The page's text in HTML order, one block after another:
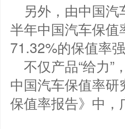
另外，由中国
半年中国汽车保
71.32%的保值率强
不仅产品“给力”
中国汽车保值率
保值率报告》中